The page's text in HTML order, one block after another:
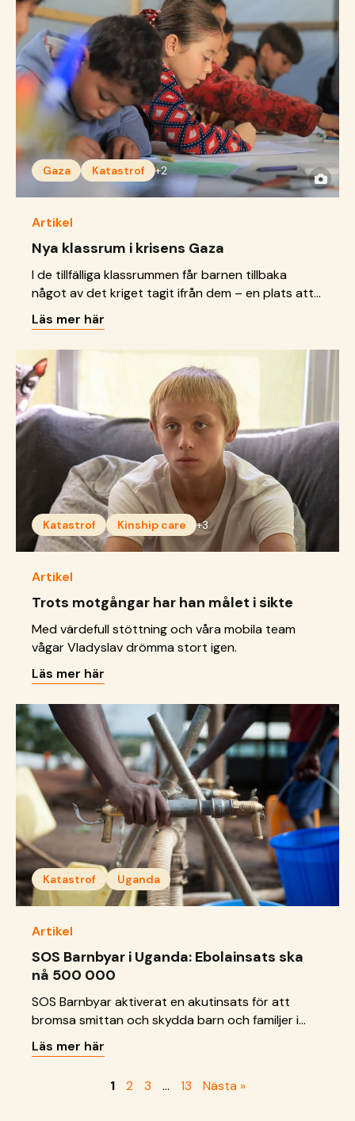
Gaza Katastrof +2
Artikel
Nya klassrum i krisens Gaza
I de tillfälliga klassrummen får barnen tillbaka
något av det kriget tagit ifrån dem – en plats att
lära, leka och bara få vara.
Läs mer här
Katastrof Kinship care +3
Artikel
Trots motgångar har han målet i sikte
Med värdefull stöttning och våra mobila team
vågar Vladyslav drömma stort igen.
Läs mer här
Katastrof Uganda
Artikel
SOS Barnbyar i Uganda: Ebolainsats ska
nå 500 000
SOS Barnbyar aktiverat en akutinsats för att
bromsa smittan och skydda barn och familjer i
utsatta områden.
Läs mer här
1 2 3 … 13 Nästa »